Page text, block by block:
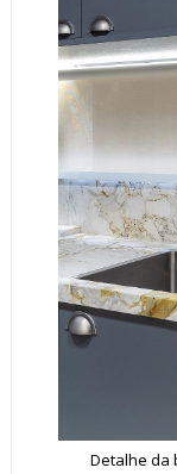
Detalhe da